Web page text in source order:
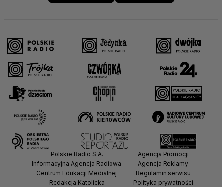
Polskie Radio S.A.
Informacyjna Agencja Radiowa
Centrum Edukacji Medialnej
Redakcja Katolicka
Agencja Promocji
Agencja Reklamy
Regulamin serwisu
Polityka prywatności